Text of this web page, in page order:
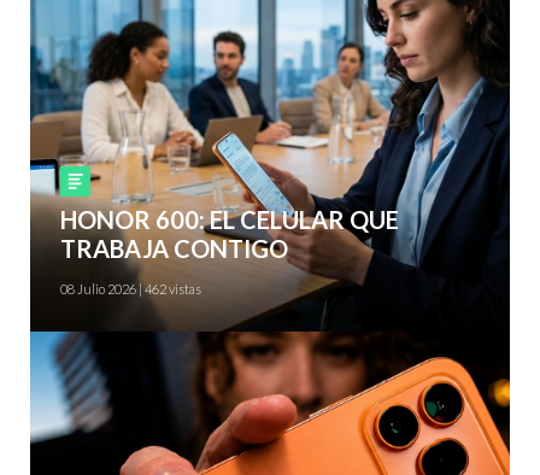
Smartphones
HONOR 600: EL CELULAR QUE
TRABAJA CONTIGO
08 Julio 2026 | 462 vistas